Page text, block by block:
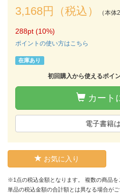
3,168円（税込） （本
288pt (10%)
ポイントの使い方はこちら
在庫あり
初回購入から使えるポイ
カート
電子書籍
お気に入り
※1点の税込金額となります。 複数の商品を
単品の税込金額の合計額とは異なる場合が